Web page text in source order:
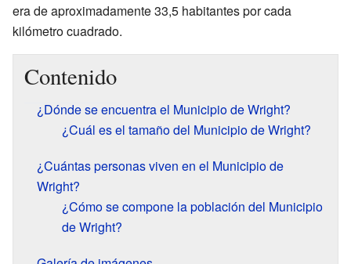
era de aproximadamente 33,5 habitantes por cada
kilómetro cuadrado.
Contenido
¿Dónde se encuentra el Municipio de Wright?
¿Cuál es el tamaño del Municipio de Wright?
¿Cuántas personas viven en el Municipio de
Wright?
¿Cómo se compone la población del Municipio
de Wright?